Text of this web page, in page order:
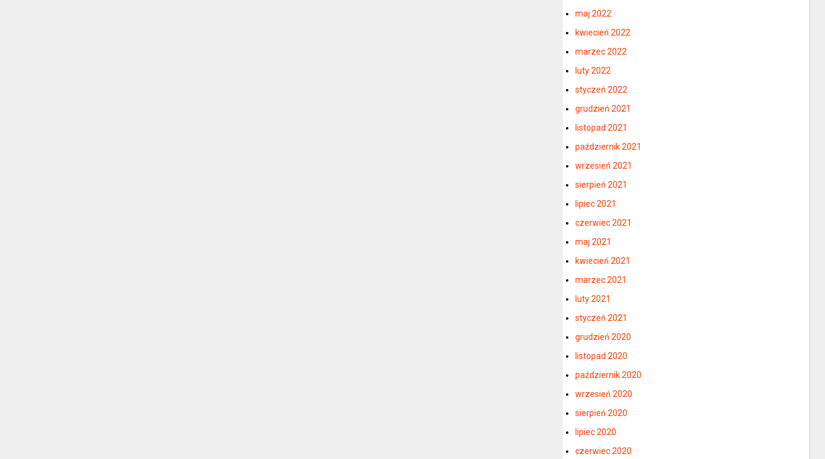
maj 2022
kwiecień 2022
marzec 2022
luty 2022
styczeń 2022
grudzień 2021
listopad 2021
październik 2021
wrzesień 2021
sierpień 2021
lipiec 2021
czerwiec 2021
maj 2021
kwiecień 2021
marzec 2021
luty 2021
styczeń 2021
grudzień 2020
listopad 2020
październik 2020
wrzesień 2020
sierpień 2020
lipiec 2020
czerwiec 2020